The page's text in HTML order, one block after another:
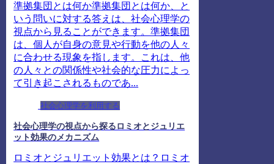
準拠集団とは何か準拠集団とは何か、と
いう問いに対する答えは、社会心理学の
視点から見ることができます。準拠集団
は、個人が自身の意見や行動を他の人々
に合わせる現象を指します。これは、他
の人々との関係性や社会的な圧力によっ
て引き起こされるものであ...
社会心理学を利用する
社会心理学の視点から探るロミオとジュリエ
ット効果のメカニズム
ロミオとジュリエット効果とは？ロミオ